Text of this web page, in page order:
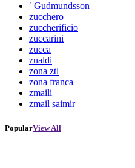
′ Gudmundsson
zucchero
zuccherificio
zuccarini
zucca
zualdi
zona ztl
zona franca
zmaili
zmail saimir
PopularView All